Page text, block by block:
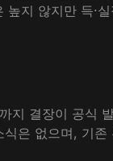
지 않지만 득·
지 결장이 공식
은 없으며, 기